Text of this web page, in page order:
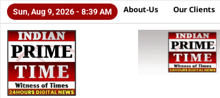
Sun, Aug 9, 2026 - 8:39 AM About-Us Our Clients